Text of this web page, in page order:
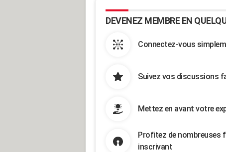
DEVENEZ MEMBRE EN
Connectez-vous
Suivez vos discussions
Mettez en avant votre
Profitez de nombreuses
inscrivant